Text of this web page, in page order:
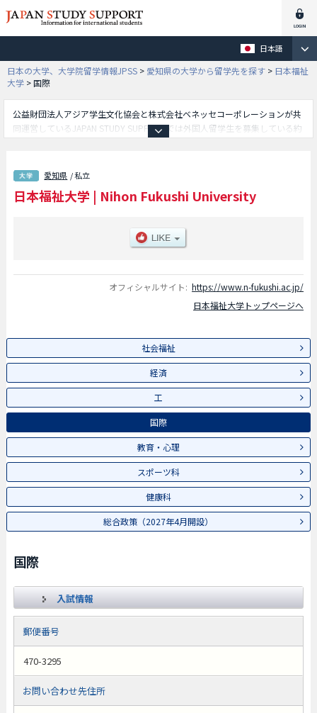
日本語
日本の大学、大学院留学情報JPSS > 愛知県の大学から留学先を探す > 日本福祉
大学 >国際
公益財団法人アジア学生文化協会と株式会社ベネッセコーポレーションが共
同運営しているJAPAN STUDY SUPPORTでは外国人留学生を募集している約
経済学部や工学部や国際学部や教育・心理学部やスポーツ科学部や健康科学
部や総合政策（2027年4月開設）学部等、学部別情報や、募集定員や合格者
数など入試情報、施設案内、アクセスなど外国人留学生に必要な情報を掲載
愛知県 / 私立
日本福祉大学 | Nihon Fukushi University
オフィシャルサイト: https://www.n-fukushi.ac.jp/
日本福祉大学トップページへ
社会福祉
経済
工
国際
教育・心理
スポーツ科
健康科
総合政策（2027年4月開設）
国際
入試情報
郵便番号
470-3295
お問い合わせ先住所